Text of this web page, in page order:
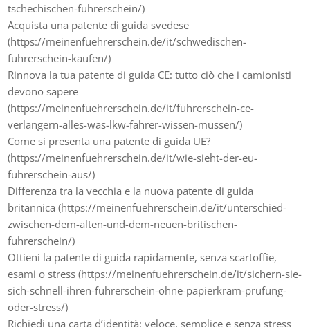
tschechischen-fuhrerschein/)
Acquista una patente di guida svedese
(https://meinenfuehrerschein.de/it/schwedischen-
fuhrerschein-kaufen/)
Rinnova la tua patente di guida CE: tutto ciò che i camionisti
devono sapere
(https://meinenfuehrerschein.de/it/fuhrerschein-ce-
verlangern-alles-was-lkw-fahrer-wissen-mussen/)
Come si presenta una patente di guida UE?
(https://meinenfuehrerschein.de/it/wie-sieht-der-eu-
fuhrerschein-aus/)
Differenza tra la vecchia e la nuova patente di guida
britannica (https://meinenfuehrerschein.de/it/unterschied-
zwischen-dem-alten-und-dem-neuen-britischen-
fuhrerschein/)
Ottieni la patente di guida rapidamente, senza scartoffie,
esami o stress (https://meinenfuehrerschein.de/it/sichern-sie-
sich-schnell-ihren-fuhrerschein-ohne-papierkram-prufung-
oder-stress/)
Richiedi una carta d’identità: veloce, semplice e senza stress